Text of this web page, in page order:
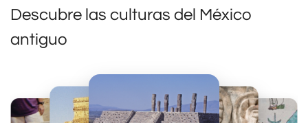
Descubre las culturas del México
antiguo